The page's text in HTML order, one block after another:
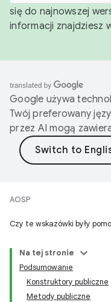
się do najnowszej
informacji znajdziesz
Google używa
Twój preferowany
przez AI mogą
AOSP
Czy te wskazówki były
Na tej stronie
Podsumowanie
Konstruktory publiczne
Metody publiczne